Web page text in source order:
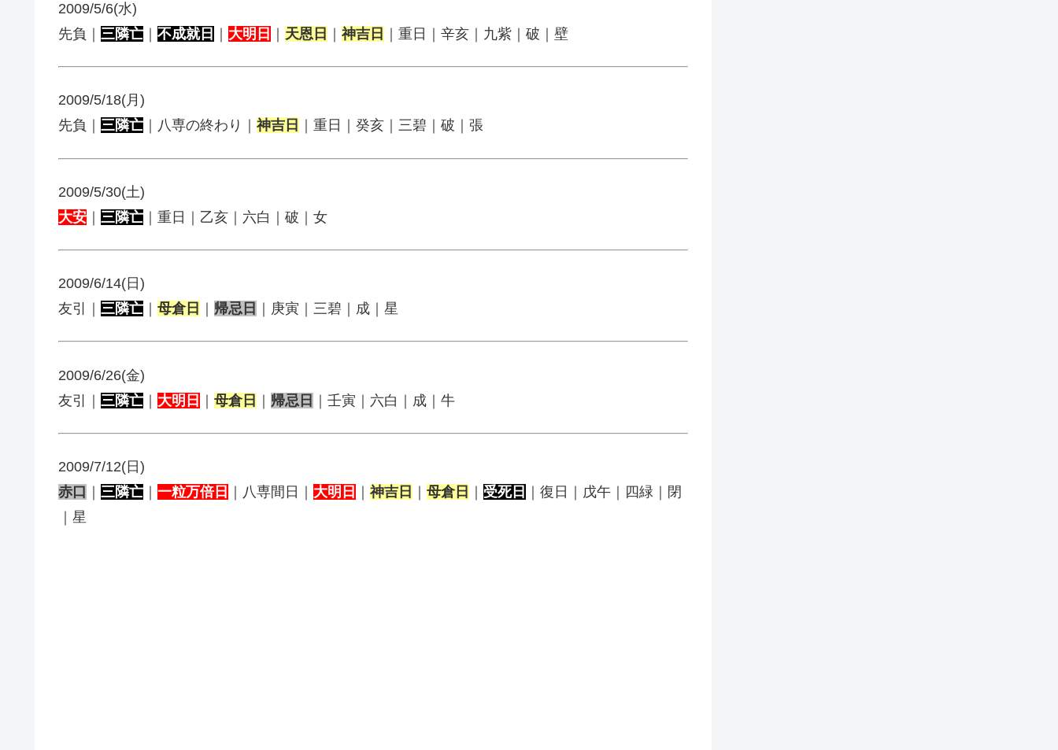
2009/5/6(水)
先負｜ 三隣亡 不成就日 大明日 天恩日 神吉日 ｜重日｜辛亥｜九紫｜破｜壁
2009/5/18(月)
先負｜ 三隣亡 ｜八専の終わり｜ 神吉日 ｜重日｜癸亥｜三碧｜破｜張
2009/5/30(土)
大安 ｜ 三隣亡 ｜重日｜乙亥｜六白｜破｜女
2009/6/14(日)
友引｜ 三隣亡 母倉日 帰忌日 ｜庚寅｜三碧｜成｜星
2009/6/26(金)
友引｜ 三隣亡 ｜ 大明日 ｜ 母倉日 ｜ 帰忌日 ｜壬寅｜六白｜成｜牛
2009/7/12(日)
赤口 ｜ 三隣亡 ｜ 一粒万倍日 ｜八専間日｜ 大明日 ｜ 神吉日 ｜ 母倉日 ｜ 受死日 ｜復日｜戊午｜四緑｜閉
｜星